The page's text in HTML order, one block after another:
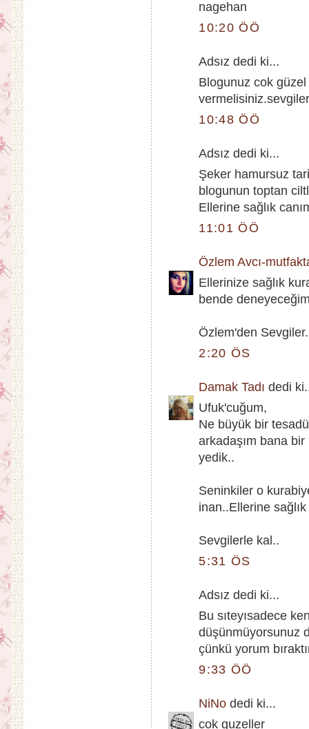
nagehan
10:20 ÖÖ
Adsız dedi ki...
Blogunuz cok
10:48 ÖÖ
Adsız dedi ki...
Şeker hamursuz
blogunun toptan
Ellerine sağlık
11:01 ÖÖ
Özlem Avcı-
Ellerinize sağlık
bende
Özlem'den
2:20 ÖS
Damak Tadı dedi
Ufuk'cuğum,
Ne büyük bir
arkadaşım bana
yedik..
Seninkiler o
inan..Ellerine sağlık
Sevgilerle kal..
5:31 ÖS
Adsız dedi ki...
Bu sıteyısadece
düşünmüyorsunuz
çünkü yorum
9:33 ÖÖ
NiNo dedi ki...
cok guzeller